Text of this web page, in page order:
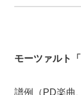
モーツァルト
譜例（PD楽曲